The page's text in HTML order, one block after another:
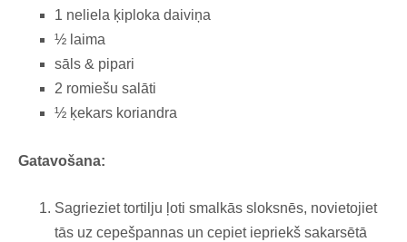
1 neliela ķiploka daiviņa
½ laima
sāls & pipari
2 romiešu salāti
½ ķekars koriandra
Gatavošana:
Sagrieziet tortilju ļoti smalkās sloksnēs, novietojiet
tās uz cepešpannas un cepiet iepriekš sakarsētā